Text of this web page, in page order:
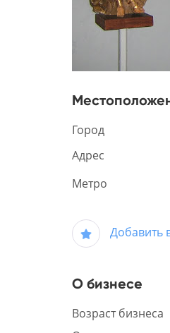
Город
Адрес
Метро
Добавить
О бизнесе
Возраст бизнеса